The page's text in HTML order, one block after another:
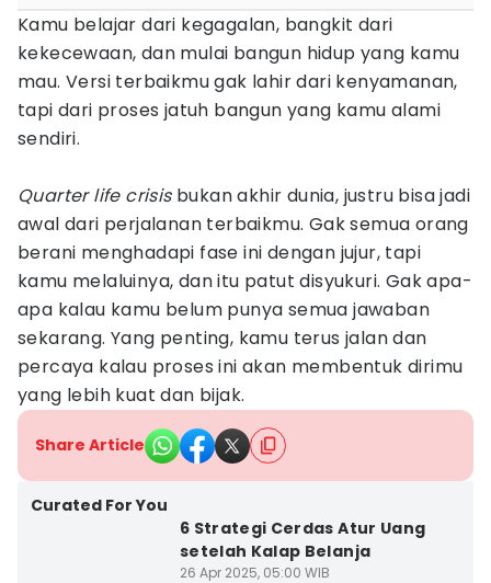
Kamu belajar dari kegagalan, bangkit dari
kekecewaan, dan mulai bangun hidup yang kamu
mau. Versi terbaikmu gak lahir dari kenyamanan,
tapi dari proses jatuh bangun yang kamu alami
sendiri.
Quarter life crisisbukan akhir dunia, justru bisa jadi
awal dari perjalanan terbaikmu. Gak semua orang
berani menghadapi fase ini dengan jujur, tapi
kamu melaluinya, dan itu patut disyukuri. Gak apa-
apa kalau kamu belum punya semua jawaban
sekarang. Yang penting, kamu terus jalan dan
percaya kalau proses ini akan membentuk dirimu
yang lebih kuat dan bijak.
Share Article
Curated For You
6 Strategi Cerdas Atur Uang
setelah Kalap Belanja
26 Apr 2025, 05:00 WIB